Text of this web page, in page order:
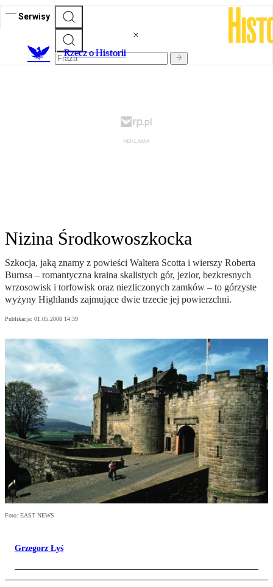
Serwisy
Rzecz o Historii
Nizina Środkowoszkocka
Szkocja, jaką znamy z powieści Waltera Scotta i wierszy Roberta
Burnsa – romantyczna kraina skalistych gór, jezior, bezkresnych
wrzosowisk i torfowisk oraz niezliczonych zamków – to górzyste
wyżyny Highlands zajmujące dwie trzecie jej powierzchni.
Publikacja: 01.05.2008 14:39
Foto: EAST NEWS
Grzegorz Łyś